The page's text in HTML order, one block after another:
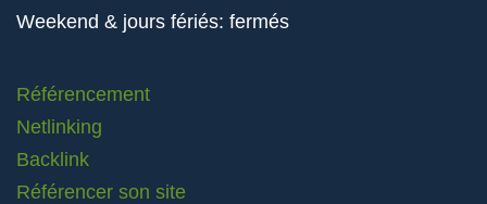
Weekend & jours fériés: fermés
Référencement
Netlinking
Backlink
Référencer son site